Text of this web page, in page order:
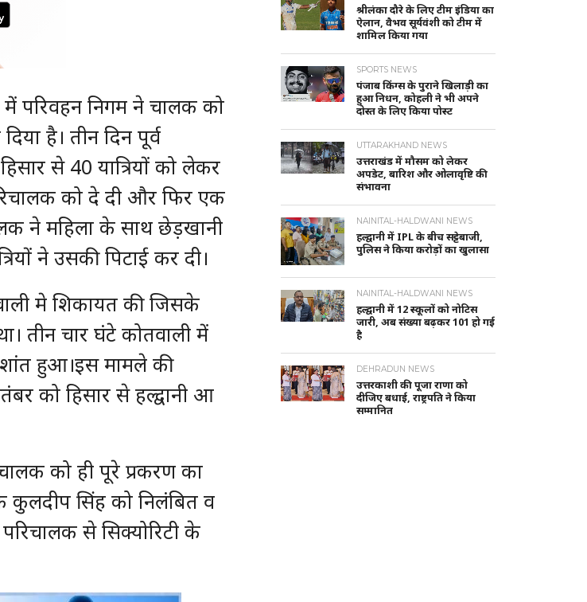
परिवहन निगम ने चालक को
है। तीन दिन पूर्व
से 40 यात्रियों को लेकर
को दे दी और फिर एक
ने महिला के साथ छेड़खानी
ने उसकी पिटाई कर दी।
मे शिकायत की जिसके
तीन चार घंटे कोतवाली में
हुआ।इस मामले की
को हिसार से हल्द्वानी आ
को ही पूरे प्रकरण का
कुलदीप सिंह को निलंबित व
से सिक्योरिटी के
श्रीलंका दौरे के लिए टीम इंडिया का
ऐलान, वैभव सूर्यवंशी को टीम में
शामिल किया गया
SPORTS NEWS
पंजाब किंग्स के पुराने खिलाड़ी का
हुआ निधन, कोहली ने भी अपने
दोस्त के लिए किया पोस्ट
UTTARAKHAND NEWS
उत्तराखंड में मौसम को लेकर
अपडेट, बारिश और ओलावृष्टि की
संभावना
NAINITAL-HALDWANI NEWS
हल्द्वानी में IPL के बीच सट्टेबाजी,
पुलिस ने किया करोड़ों का खुलासा
NAINITAL-HALDWANI NEWS
हल्द्वानी में 12 स्कूलों को नोटिस
जारी, अब संख्या बढ़कर 101 हो गई
है
DEHRADUN NEWS
उत्तरकाशी की पूजा राणा को
दीजिए बधाई, राष्ट्रपति ने किया
सम्मानित